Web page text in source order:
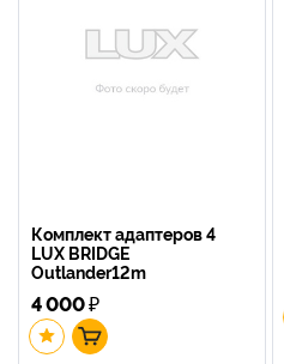
Комплект адаптеров 4
LUX BRIDGE
Outlander12m
4 000₽